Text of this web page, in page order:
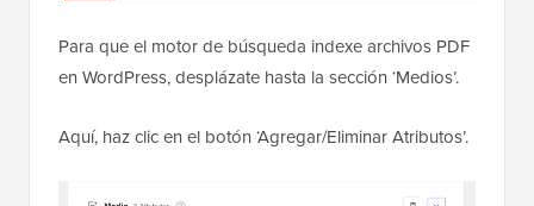
Para que el motor de búsqueda indexe archivos PDF
en WordPress, desplázate hasta la sección ‘Medios’.
Aquí, haz clic en el botón ‘Agregar/Eliminar Atributos’.